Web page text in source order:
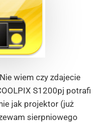
wiem czy zdajecie
S1200pj potrafi
jak projektor (już
sierpniowego